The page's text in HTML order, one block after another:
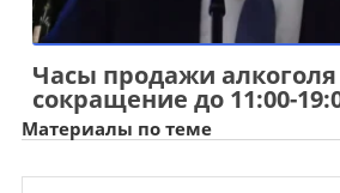
Часы продажи алкоголя
сокращение до 11:00-
Материалы по теме